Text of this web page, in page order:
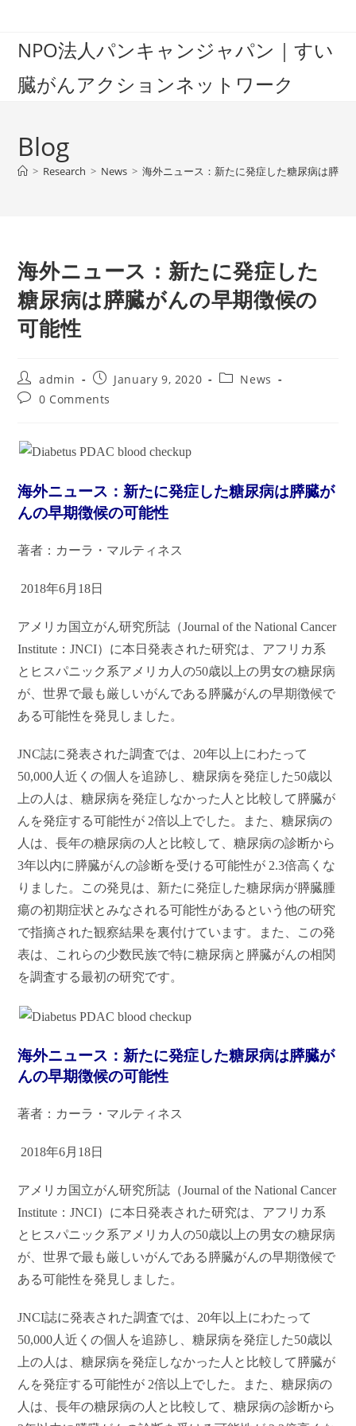
contentNPO法人パンキャンジャパン｜すい
臓がんアクションネットワーク
Blog
> Research > News > 海外ニュース：新たに発症した糖尿病は膵臓
海外ニュース：新たに発症した
糖尿病は膵臓がんの早期徴候の
可能性
Post
author:
admin
Post
published:
January 9, 2020
PostNews
Post0 Comments
海外ニュース：新たに発症した糖尿病は膵臓が
んの早期徴候の可能性
著者：カーラ・マルティネス
2018年6月18日
アメリカ国立がん研究所誌（Journal of the National Cancer
Institute：JNCI）に本日発表された研究は、アフリカ系
とヒスパニック系アメリカ人の50歳以上の男女の糖尿病
が、世界で最も厳しいがんである膵臓がんの早期徴候で
ある可能性を発見しました。
JNC誌に発表された調査では、20年以上にわたって
50,000人近くの個人を追跡し、糖尿病を発症した50歳以
上の人は、糖尿病を発症しなかった人と比較して膵臓が
んを発症する可能性が 2倍以上でした。また、糖尿病の
人は、長年の糖尿病の人と比較して、糖尿病の診断から
3年以内に膵臓がんの診断を受ける可能性が 2.3倍高くな
りました。この発見は、新たに発症した糖尿病が膵臓腫
瘍の初期症状とみなされる可能性があるという他の研究
で指摘された観察結果を裏付けています。また、この発
表は、これらの少数民族で特に糖尿病と膵臓がんの相関
を調査する最初の研究です。
海外ニュース：新たに発症した糖尿病は膵臓が
んの早期徴候の可能性
著者：カーラ・マルティネス
2018年6月18日
アメリカ国立がん研究所誌（Journal of the National Cancer
Institute：JNCI）に本日発表された研究は、アフリカ系
とヒスパニック系アメリカ人の50歳以上の男女の糖尿病
が、世界で最も厳しいがんである膵臓がんの早期徴候で
ある可能性を発見しました。
JNCI誌に発表された調査では、20年以上にわたって
50,000人近くの個人を追跡し、糖尿病を発症した50歳以
上の人は、糖尿病を発症しなかった人と比較して膵臓が
んを発症する可能性が 2倍以上でした。また、糖尿病の
人は、長年の糖尿病の人と比較して、糖尿病の診断から